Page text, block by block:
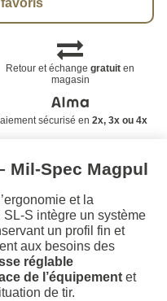
Retour et échangegratuit en
magasin
sécurisé en 2x, 3x ou 4x
Mil-Spec Magpul
et la
S intègre un système
un profil fin et
aux besoins des
réglable
de l’équipement et
de tir.